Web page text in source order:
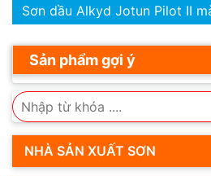
Sơn dầu Alkyd Jotun Pilot II
Sản phẩm gợi ý
NHÀ SẢN XUẤT SƠN